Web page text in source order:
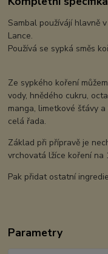
Sambal používájí hlavně
Lance.
Používá se sypká směs
Ze sypkého koření
vody, hnědého cukru,
manga, limetkové šťávy
celá řada.
Základ při přípravě je
vrchovatá lžíce koření na
Pak přidat ostatní
Parametry